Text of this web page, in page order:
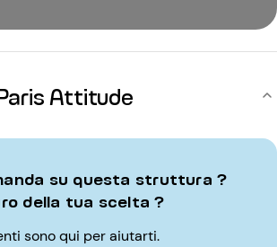
Attitude
su questa struttura ?
della tua scelta ?
sono qui per aiutarti.